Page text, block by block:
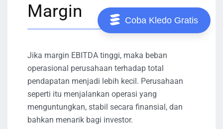
Margin
Jika margin EBITDA tinggi, maka beban
operasional perusahaan terhadap total
pendapatan menjadi lebih kecil. Perusahaan
seperti itu menjalankan operasi yang
menguntungkan, stabil secara finansial, dan
bahkan menarik bagi investor.
Coba Kledo Gratis